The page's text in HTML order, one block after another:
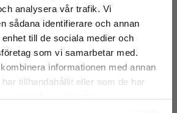
analysera vår trafik. Vi
sådana identifierare och annan
till de sociala medier och
som vi samarbetar med.
informationen med annan
tillhandahållit eller som de har
fraktregion
du besöker
via en enhet utanför
Virus
Sandra
inkl. moms